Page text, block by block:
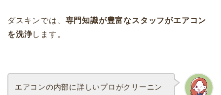
ダスキンでは、 専門知識が豊富なスタッフがエアコン
を洗浄します。
エアコンの内部に詳しいプロがクリーニン